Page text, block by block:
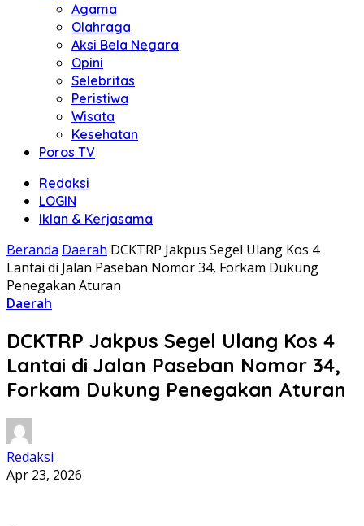
Agama
Olahraga
Aksi Bela Negara
Opini
Selebritas
Peristiwa
Wisata
Kesehatan
Poros TV
Redaksi
LOGIN
Iklan & Kerjasama
Beranda Daerah DCKTRP Jakpus Segel Ulang Kos 4
Lantai di Jalan Paseban Nomor 34, Forkam Dukung
Penegakan Aturan
Daerah
DCKTRP Jakpus Segel Ulang Kos 4
Lantai di Jalan Paseban Nomor 34,
Forkam Dukung Penegakan Aturan
Redaksi
Apr 23, 2026